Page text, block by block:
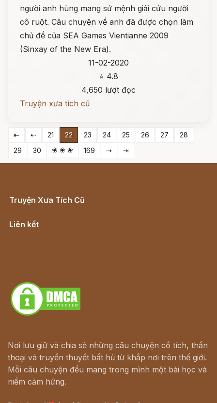
người anh hùng mang sứ mệnh giải cứu người
cô ruột. Câu chuyện về anh đã được chọn làm
chủ đề của SEA Games Vientianne 2009
(Sinxay of the New Era).
11-02-2020
⭐ 4.8
4,650 lượt đọc
Truyện xưa tích cũ
⇤ ⇠ 21 22 23 24 25 26 27
28
29
30 ❀ ❀ ❀ 169 ⇢ ⇥
Truyện Xưa Tích Cũ
Liên kết
Nơi lưu giữ và chia sẻ những câu chuyện cổ tích, thần
thoại và truyền thuyết bất hủ từ khắp nơi trên thế giới.
Mỗi câu chuyện đều mang trong mình một bài học và
niềm cảm hứng.